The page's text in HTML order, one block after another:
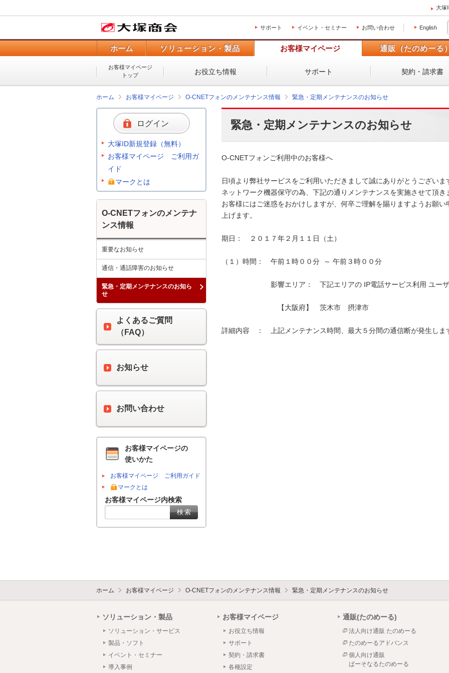
大塚
サポート イベント・セミナー お問い合わせ English
ホーム ソリューション・製品 お客様マイページ 通販（たのめーる）
お客様マイページ
トップ
お役立ち情報 サポート 契約・請求書
ホーム お客様マイページ O-CNETフォンのメンテナンス情報 緊急・定期メンテナンスのお知らせ
緊急・定期メンテナンスのお知らせ
O-CNETフォンご利用中のお客様へ
日頃より弊社サービスをご利用いただきまして誠にありがとうございま
ネットワーク機器保守の為、下記の通りメンテナンスを実施させて頂き
お客様にはご迷惑をおかけしますが、何卒ご理解を賜りますようお願い
上げます。
期日：　２０１７年２月１１日（土）
（１）時間：　午前１時００分  ～ 午前３時００分
影響エリア：　下記エリアの IP電話サービス利用 ユー
【大阪府】　茨木市　
詳細内容　：　上記メンテナンス時間、最大５分間の通信断が発生しま
ログイン
大塚ID新規登録（無料）
お客様マイページ ご利用ガ
イド
マークとは
O-CNETフォンのメンテナ
ンス情報
重要なお知らせ
通信・通話障害のお知らせ
緊急・定期メンテナンスのお知ら
せ
よくあるご質問
（FAQ）
お知らせ
お問い合わせ
お客様マイページの
使いかた
お客様マイページ ご利用ガイド
マークとは
お客様マイページ内検索
ホーム お客様マイページ O-CNETフォンのメンテナンス情報 緊急・定期メンテナンスのお知らせ
ソリューション・製品
ソリューション・サービス
製品・ソフト
イベント・セミナー
導入事例
お客様マイページ
お役立ち情報
サポート
契約・請求書
各種設定
通販(たのめーる)
法人向け通販 たのめーる
たのめーるアドバンス
個人向け通販
ぱーそなるたのめーる